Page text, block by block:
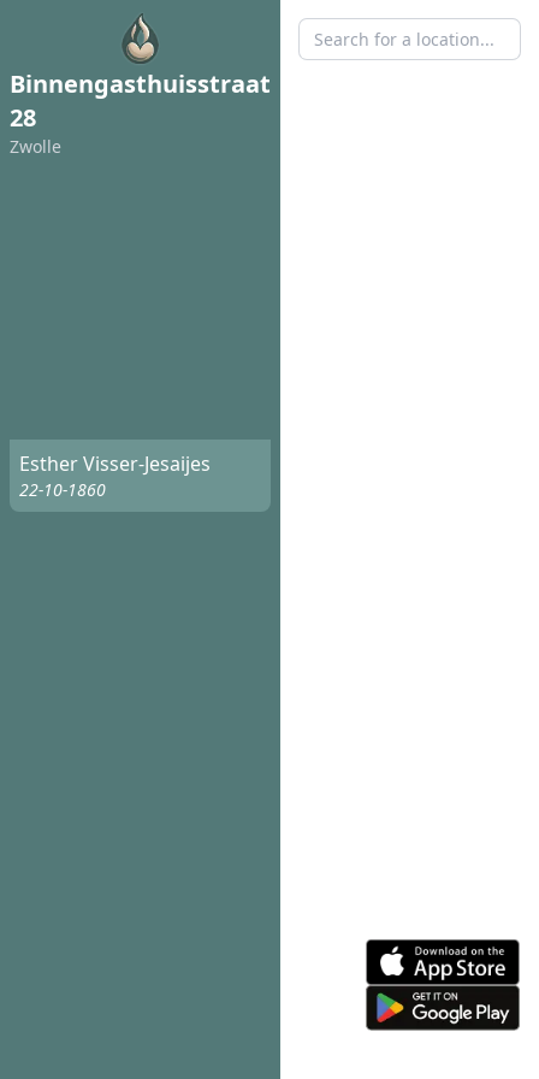
Binnengasthuisstraat
28
Zwolle
Esther Visser-Jesaijes
22-10-1860